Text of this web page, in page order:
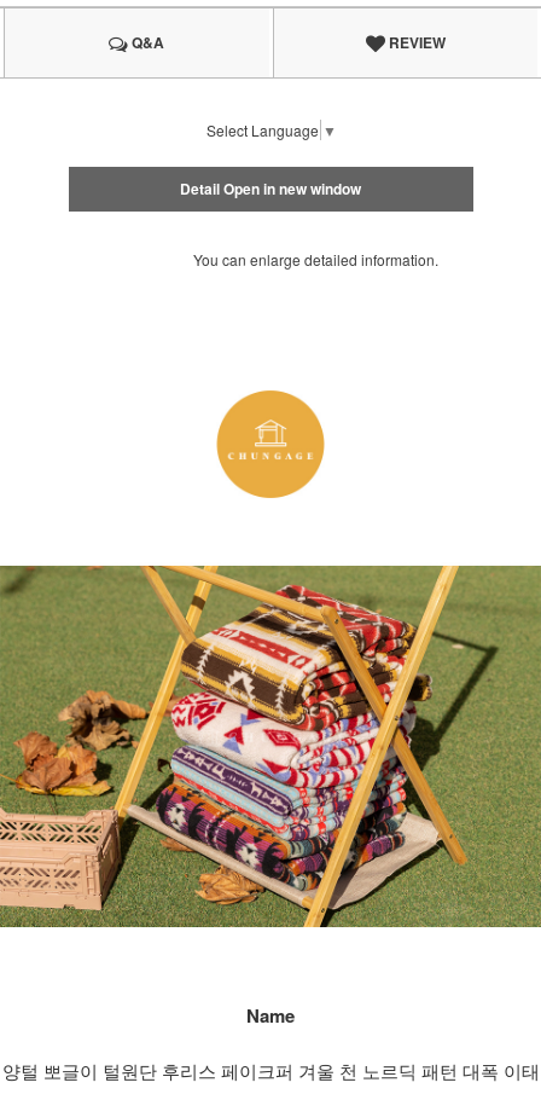
Q&A REVIEW
Select Language ▼
Detail Open in new window
You can enlarge detailed information.
Name
양털 뽀글이 털원단 후리스 페이크퍼 겨울 천 노르딕 패턴 대폭 이태